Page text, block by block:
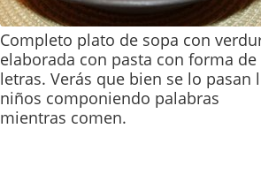
Completo plato de sopa con
elaborada con pasta con forma de
letras. Verás que bien se lo pasan
niños componiendo palabras
mientras comen.